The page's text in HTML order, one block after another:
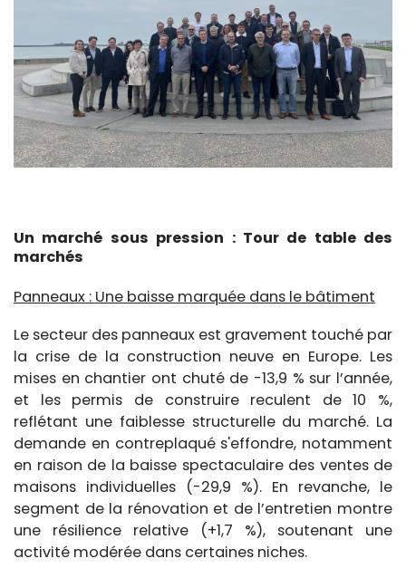
Un marché sous pression : Tour de table des
marchés
Panneaux : Une baisse marquée dans le bâtiment
Le secteur des panneaux est gravement touché par
la crise de la construction neuve en Europe. Les
mises en chantier ont chuté de -13,9 % sur l’année,
et les permis de construire reculent de 10 %,
reflétant une faiblesse structurelle du marché. La
demande en contreplaqué s'effondre, notamment
en raison de la baisse spectaculaire des ventes de
maisons individuelles (-29,9 %). En revanche, le
segment de la rénovation et de l’entretien montre
une résilience relative (+1,7 %), soutenant une
activité modérée dans certaines niches.